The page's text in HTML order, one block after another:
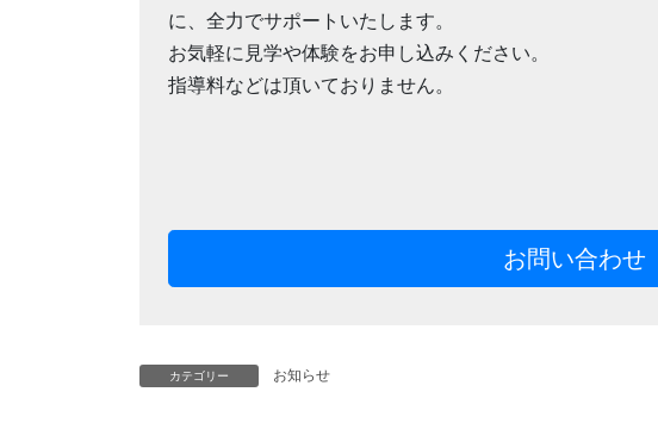
に、全力でサポートいたします。
お気軽に見学や体験をお申し込みください。
指導料などは頂いておりません。
お問い合わせ
カテゴリー お知らせ